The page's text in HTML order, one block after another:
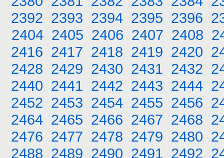
2392 2393 2394 2395 2396
2404 2405 2406 2407 2408
2416 2417 2418 2419 2420
2428 2429 2430 2431 2432
2440 2441 2442 2443 2444
2452 2453 2454 2455 2456
2464 2465 2466 2467 2468
2476 2477 2478 2479 2480
2488 2489 2490 2491 2492